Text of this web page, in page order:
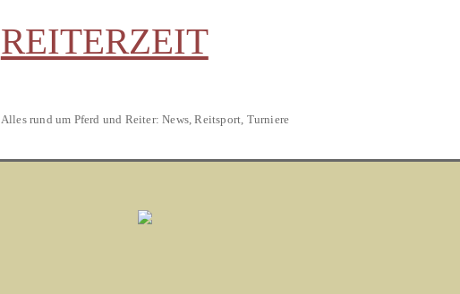
REITERZEIT
Alles rund um Pferd und Reiter: News, Reitsport, Turniere